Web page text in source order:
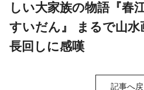
映画評
しい大家族の物語『春
すいだん』 まるで山水
長回しに感嘆
記事へ戻